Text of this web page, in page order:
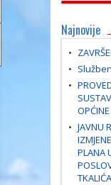
Najnovije
JAVNU
PLANA